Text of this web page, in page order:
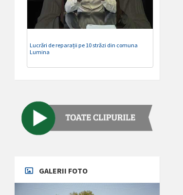
Lucrări de reparații pe 10 străzi din comuna
Lumina
GALERII FOTO